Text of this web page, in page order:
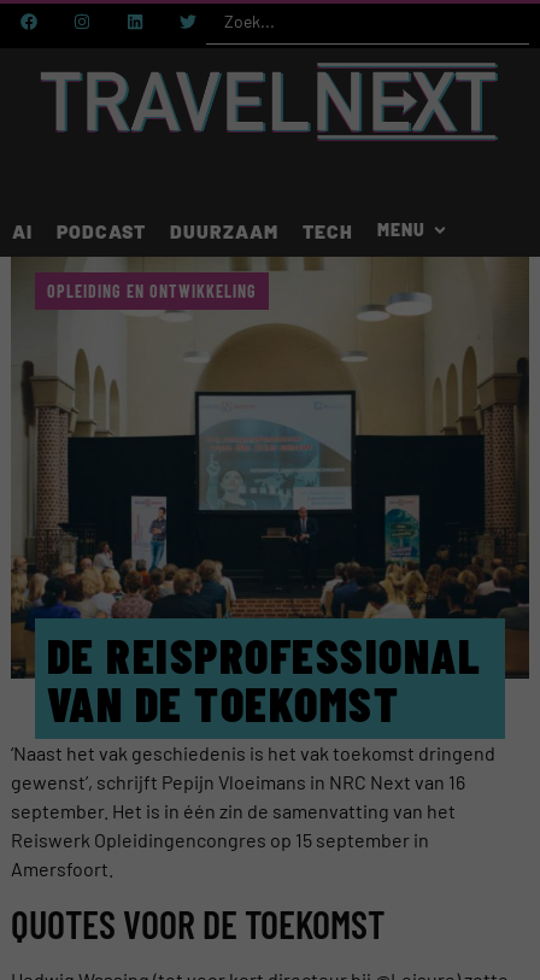
AI PODCAST DUURZAAM TECH
DE REISPROFESSIONAL
VAN DE TOEKOMST
OPLEIDING EN ONTWIKKELING
‘Naast het vak geschiedenis is het vak toekomst dringend
gewenst’, schrijft Pepijn Vloeimans in NRC Next van 16
september. Het is in één zin de samenvatting van het
Reiswerk Opleidingencongres op 15 september in
Amersfoort.
QUOTES VOOR DE TOEKOMST